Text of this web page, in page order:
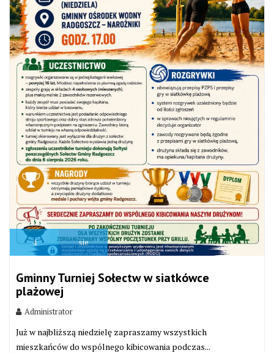
4 sie
Gminny Turniej Sołectw w siatkówce
plażowej
Administrator
Już w najbliższą niedzielę zapraszamy wszystkich
mieszkańców do wspólnego kibicowania podczas...